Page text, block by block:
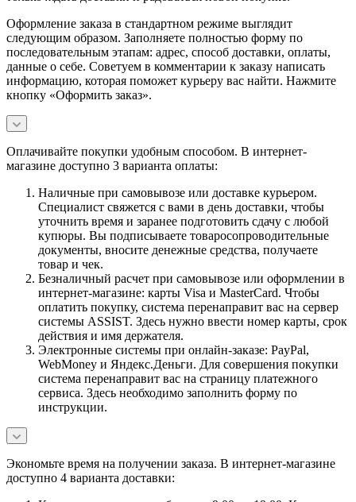
Оформление заказа в стандартном режиме выглядит
следующим образом. Заполняете полностью форму по
последовательным этапам: адрес, способ доставки, оплаты,
данные о себе. Советуем в комментарии к заказу написать
информацию, которая поможет курьеру вас найти. Нажмите
кнопку «Оформить заказ».
Оплачивайте покупки удобным способом. В интернет-
магазине доступно 3 варианта оплаты:
Наличные при самовывозе или доставке курьером.
Специалист свяжется с вами в день доставки, чтобы
уточнить время и заранее подготовить сдачу с любой
купюры. Вы подписываете товаросопроводительные
документы, вносите денежные средства, получаете
товар и чек.
Безналичный расчет при самовывозе или оформлении в
интернет-магазине: карты Visa и MasterCard. Чтобы
оплатить покупку, система перенаправит вас на сервер
системы ASSIST. Здесь нужно ввести номер карты, срок
действия и имя держателя.
Электронные системы при онлайн-заказе: PayPal,
WebMoney и Яндекс.Деньги. Для совершения покупки
система перенаправит вас на страницу платежного
сервиса. Здесь необходимо заполнить форму по
инструкции.
Экономьте время на получении заказа. В интернет-магазине
доступно 4 варианта доставки: